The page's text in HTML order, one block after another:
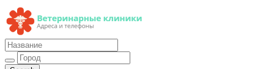
Ветеринарные клиники
Адреса и телефоны